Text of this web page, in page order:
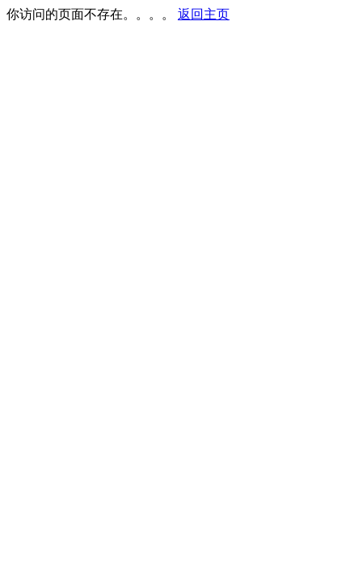
你访问的页面不存在。。。。 返回主页